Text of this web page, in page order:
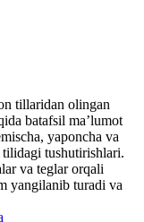
tillaridan olingan
batafsil maʼlumot
yaponcha va
tushutirishlari.
va teglar orqali
yangilanib turadi va